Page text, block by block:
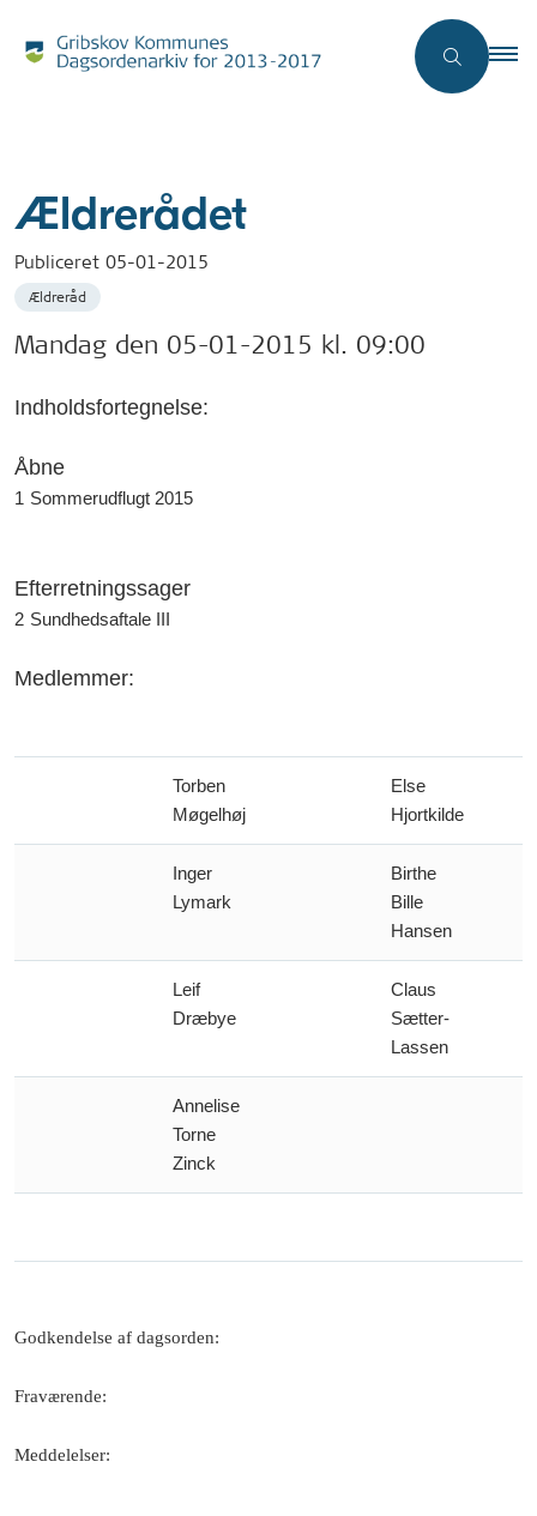
Ældrerådet
Publiceret 05-01-2015
Ældreråd
Mandag den 05-01-2015 kl. 09:00
Indholdsfortegnelse:
Åbne
1 Sommerudflugt 2015
Efterretningssager
2 Sundhedsaftale III
Medlemmer:
Torben
Møgelhøj
Else
Hjortkilde
Inger
Lymark
Birthe
Bille
Hansen
Leif
Dræbye
Claus
Sætter-
Lassen
Annelise
Torne
Zinck
Godkendelse af dagsorden:
Fraværende:
Meddelelser: